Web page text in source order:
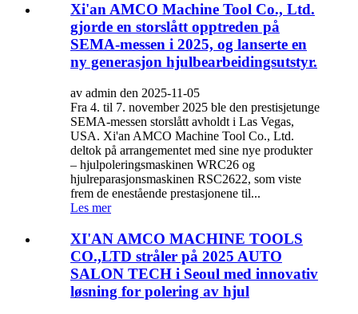
Xi'an AMCO Machine Tool Co., Ltd.
gjorde en storslått opptreden på
SEMA-messen i 2025, og lanserte en
ny generasjon hjulbearbeidingsutstyr.
av admin den 2025-11-05
Fra 4. til 7. november 2025 ble den prestisjetunge
SEMA-messen storslått avholdt i Las Vegas,
USA. Xi'an AMCO Machine Tool Co., Ltd.
deltok på arrangementet med sine nye produkter
– hjulpoleringsmaskinen WRC26 og
hjulreparasjonsmaskinen RSC2622, som viste
frem de enestående prestasjonene til...
Les mer
XI'AN AMCO MACHINE TOOLS
CO.,LTD stråler på 2025 AUTO
SALON TECH i Seoul med innovativ
løsning for polering av hjul